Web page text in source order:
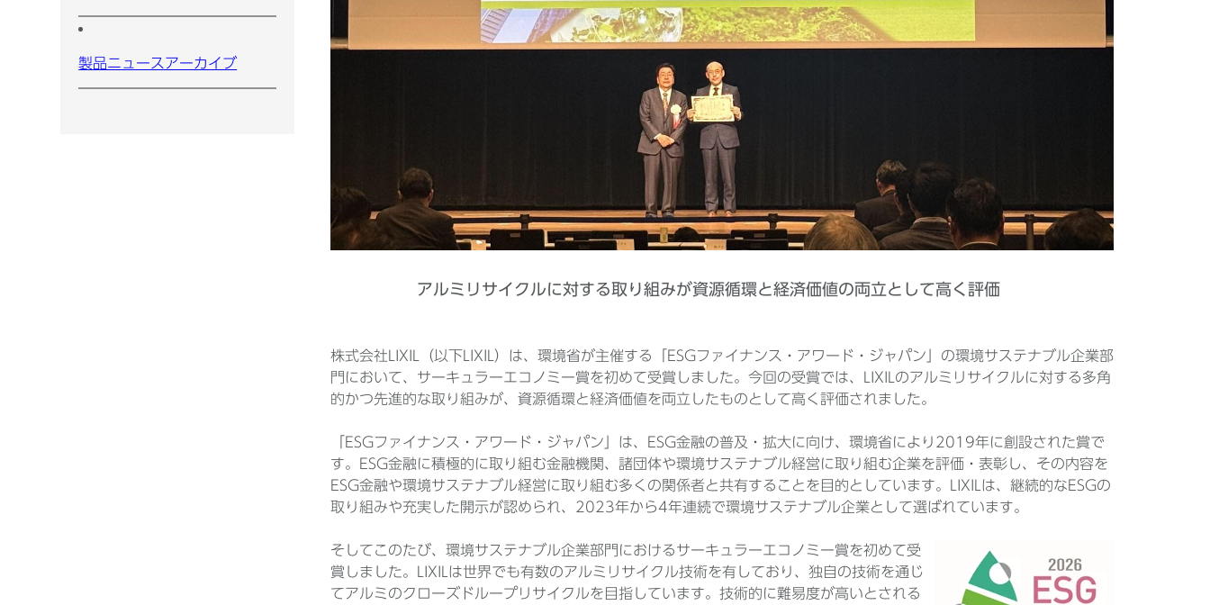
製品ニュースアーカイブ
アルミリサイクルに対する取り組みが資源循環と経済価値の両立として高く評価
株式会社LIXIL（以下LIXIL）は、環境省が主催する「ESGファイナンス・アワード・ジャパン」の環境サステナブル企業部
門において、サーキュラーエコノミー賞を初めて受賞しました。今回の受賞では、LIXILのアルミリサイクルに対する多角
的かつ先進的な取り組みが、資源循環と経済価値を両立したものとして高く評価されました。
「ESGファイナンス・アワード・ジャパン」は、ESG金融の普及・拡大に向け、環境省により2019年に創設された賞で
す。ESG金融に積極的に取り組む金融機関、諸団体や環境サステナブル経営に取り組む企業を評価・表彰し、その内容を
ESG金融や環境サステナブル経営に取り組む多くの関係者と共有することを目的としています。LIXILは、継続的なESGの
取り組みや充実した開示が認められ、2023年から4年連続で環境サステナブル企業として選ばれています。
そしてこのたび、環境サステナブル企業部門におけるサーキュラーエコノミー賞を初めて受
賞しました。LIXILは世界でも有数のアルミリサイクル技術を有しており、独自の技術を通じ
てアルミのクローズドループリサイクルを目指しています。技術的に難易度が高いとされる